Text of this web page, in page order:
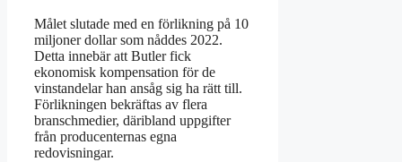
Målet slutade med en förlikning på 10
miljoner dollar som nåddes 2022.
Detta innebär att Butler fick
ekonomisk kompensation för de
vinstandelar han ansåg sig ha rätt till.
Förlikningen bekräftas av flera
branschmedier, däribland uppgifter
från producenternas egna
redovisningar.